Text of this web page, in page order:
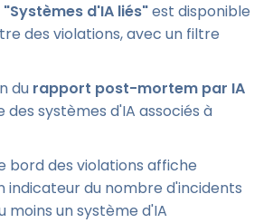
"Systèmes d'IA liés"est disponible
des violations, avec un filtre
du rapport post-mortem par IA
systèmes d'IA associés à
bord des violations affiche
indicateur du nombre d'incidents
moins un système d'IA